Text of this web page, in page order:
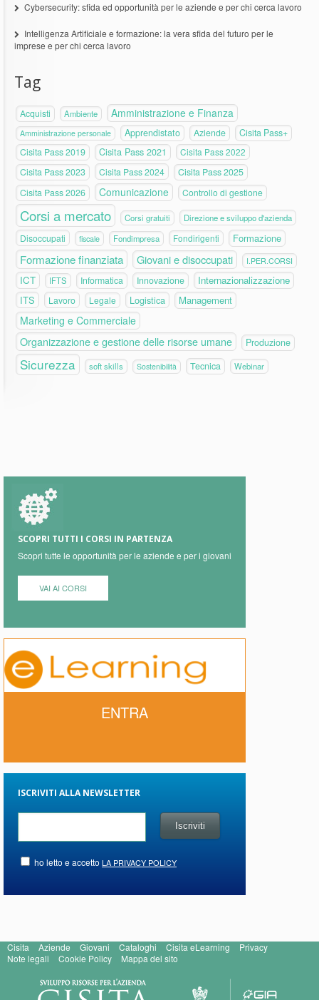
Cybersecurity: sfida ed opportunità per le aziende e per chi cerca lavoro
Intelligenza Artificiale e formazione: la vera sfida del futuro per le
imprese e per chi cerca lavoro
Tag
Acquisti Ambiente Amministrazione e Finanza
Amministrazione personale Apprendistato Aziende
Cisita Pass+
Cisita Pass 2019
Cisita Pass 2021 Cisita Pass 2022
Cisita Pass 2023 Cisita Pass 2024
Cisita Pass 2025
Cisita Pass 2026
Comunicazione Controllo di gestione
Corsi a mercato Corsi gratuiti Direzione e sviluppo d'azienda
Disoccupati fiscale Fondimpresa Fondirigenti Formazione
Formazione finanziata Giovani e disoccupati I.PER.CORSI
ICT IFTS Informatica Innovazione
Internazionalizzazione
ITS
Lavoro Legale Logistica Management
Marketing e Commerciale
Organizzazione e gestione delle risorse umane Produzione
Sicurezza soft skills Sostenibilità Tecnica Webinar
SCOPRI TUTTI I CORSI IN PARTENZA
Scopri tutte le opportunità per le aziende e per i giovani
VAI AI CORSI
ENTRA
ISCRIVITI ALLA NEWSLETTER
ho letto e accetto LA PRIVACY POLICY
Cisita Aziende Giovani Cataloghi Cisita eLearning
Privacy
Note legali
Cookie Policy Mappa del sito